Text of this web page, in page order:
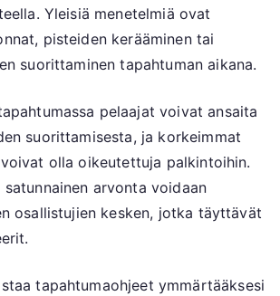
Yleisiä menetelmiä ovat
pisteiden kerääminen tai
suorittaminen tapahtuman aikana.
pelaajat voivat ansaita
suorittamisesta, ja korkeimmat
olla oikeutettuja palkintoihin.
arvonta voidaan
osallistujien kesken, jotka täyttävät
tapahtumaohjeet ymmärtääksesi